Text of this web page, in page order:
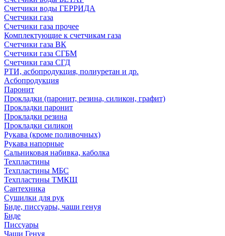
Счетчики воды ГЕРРИДА
Счетчики газа
Счетчики газа прочее
Комплектующие к счетчикам газа
Счетчики газа ВК
Счетчики газа СГБМ
Счетчики газа СГД
РТИ, асбопродукция, полиуретан и др.
Асбопродукция
Паронит
Прокладки (паронит, резина, силикон, графит)
Прокладки паронит
Прокладки резина
Прокладки силикон
Рукава (кроме поливочных)
Рукава напорные
Сальниковая набивка, каболка
Техпластины
Техпластины МБС
Техпластины ТМКЩ
Сантехника
Сушилки для рук
Биде, писсуары, чаши генуя
Биде
Писсуары
Чаши Генуя